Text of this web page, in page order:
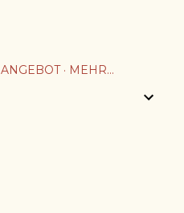
ANGEBOT MEHR…